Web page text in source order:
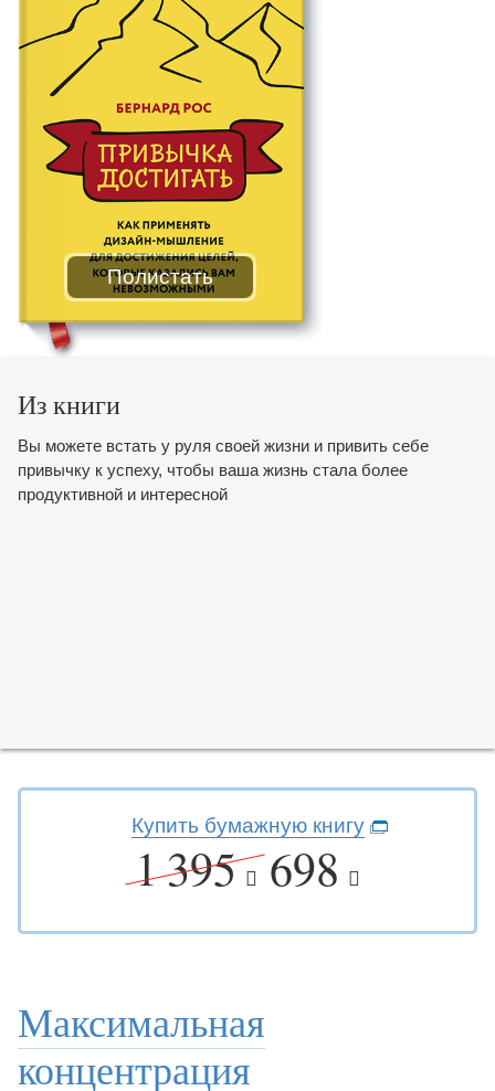
Полистать
Из книги
Вы можете встать у руля своей жизни и привить себе
привычку к успеху, чтобы ваша жизнь стала более
продуктивной и интересной
Купить бумажную книгу
1 395 698
Максимальная
концентрация